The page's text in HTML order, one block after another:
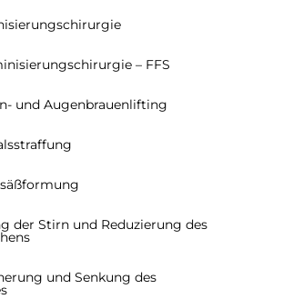
– FFS
und Augenbrauenlifting
der Stirn und Reduzierung des
und Senkung des